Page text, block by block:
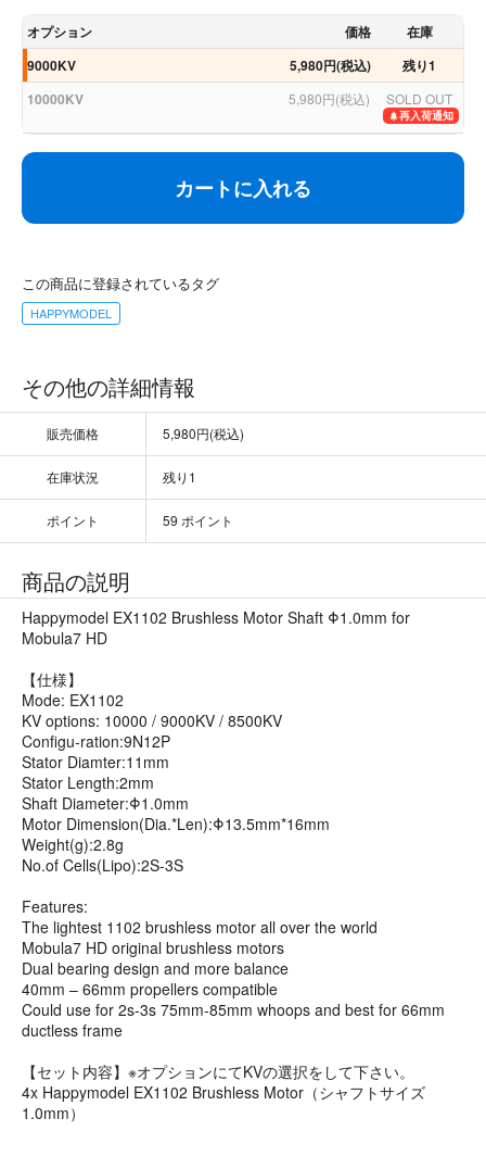
オプション 価格
在庫
9000KV
5,980円(税込)
残り1
10000KV
5,980円(税込) SOLD OUT
再入荷通知
カートに入れる
この商品に登録されているタグ
HAPPYMODEL
その他の詳細情報
販売価格 5,980円(税込)
在庫状況 残り1
ポイント 59 ポイント
商品の説明
Happymodel EX1102 Brushless Motor Shaft Φ1.0mm for
Mobula7 HD
【仕様】
Mode: EX1102
KV options: 10000 / 9000KV / 8500KV
Configu-ration:9N12P
Stator Diamter:11mm
Stator Length:2mm
Shaft Diameter:Φ1.0mm
Motor Dimension(Dia.*Len):Φ13.5mm*16mm
Weight(g):2.8g
No.of Cells(Lipo):2S-3S
Features:
The lightest 1102 brushless motor all over the world
Mobula7 HD original brushless motors
Dual bearing design and more balance
40mm – 66mm propellers compatible
Could use for 2s-3s 75mm-85mm whoops and best for 66mm
ductless frame
【セット内容】※オプションにてKVの選択をして下さい。
4x Happymodel EX1102 Brushless Motor（シャフトサイズ
1.0mm）